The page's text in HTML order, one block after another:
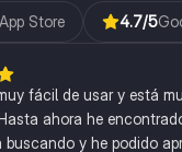
App Store 4.7/5
fácil de usar y está
ahora he
buscando y he podido